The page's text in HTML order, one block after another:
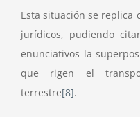
Esta situación se replica
jurídicos, pudiendo
enunciativos la
que rigen el
terrestre[8].